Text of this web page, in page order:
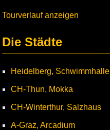
Tourverlauf anzeigen
Die Städte
Heidelberg, Schwimmhalle
CH-Thun, Mokka
CH-Winterthur, Salzhaus
A-Graz, Arcadium